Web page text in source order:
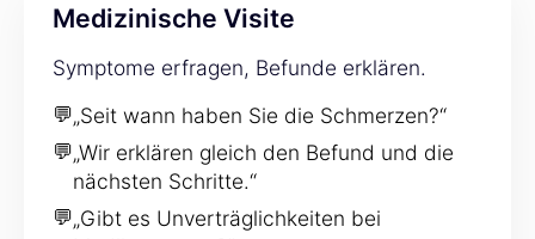
Medizinische Visite
Symptome erfragen, Befunde erklären.
💬„Seit wann haben Sie die Schmerzen?“
💬„Wir erklären gleich den Befund und die
nächsten Schritte.“
💬„Gibt es Unverträglichkeiten bei